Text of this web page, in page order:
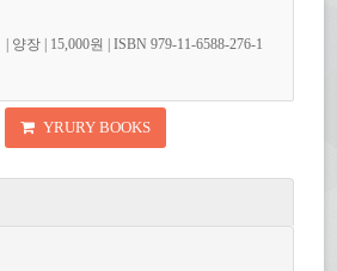
| 양장 | 15,000원 | ISBN 979-11-6588-276-1
YRURY BOOKS